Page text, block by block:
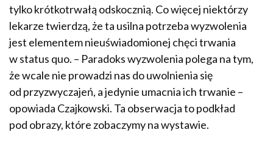
tylko krótkotrwałą odskocznią. Co więcej niektórzy
lekarze twierdzą, że ta usilna potrzeba wyzwolenia
jest elementem nieuświadomionej chęci trwania
w status quo. – Paradoks wyzwolenia polega na tym,
że wcale nie prowadzi nas do uwolnienia się
od przyzwyczajeń, a jedynie umacnia ich trwanie –
opowiada Czajkowski. Ta obserwacja to podkład
pod obrazy, które zobaczymy na wystawie.